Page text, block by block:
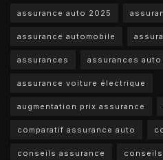
assurance auto 2025
assurance automobile
assurances assurances auto
assurance voiture électrique
augmentation prix assurance
comparatif assurance auto
conseils assurance